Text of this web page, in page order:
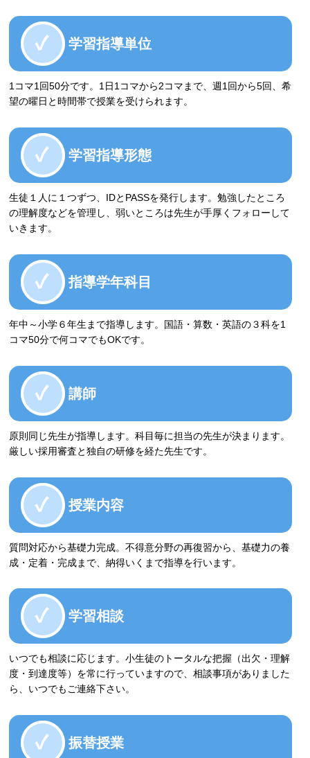
学習指導単位
1コマ1回50分です。1日1コマから2コマまで、週1回から5回、希
望の曜日と時間帯で授業を受けられます。
学習指導形態
生徒１人に１つずつ、IDとPASSを発行します。勉強したところ
の理解度などを管理し、弱いところは先生が手厚くフォローして
いきます。
指導学年科目
年中～小学６年生まで指導します。国語・算数・英語の３科を1
コマ50分で何コマでもOKです。
講師
原則同じ先生が指導します。科目毎に担当の先生が決まります。
厳しい採用審査と独自の研修を経た先生です。
授業内容
質問対応から基礎力完成。不得意分野の再復習から、基礎力の養
成・定着・完成まで、納得いくまで指導を行います。
学習相談
いつでも相談に応じます。小生徒のトータルな把握（出欠・理解
度・到達度等）を常に行っていますので、相談事項がありました
ら、いつでもご連絡下さい。
振替授業